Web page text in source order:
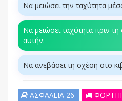
Να μειώσει την ταχύτητα
Να μειώσει ταχύτητα πριν
αυτήν.
Να ανεβάσει τη σχέση στο
ΑΣΦΑΛΕΙΑ 26